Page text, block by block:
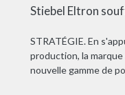
Stiebel Eltron
STRATÉGIE. En
production, la
nouvelle gamme de